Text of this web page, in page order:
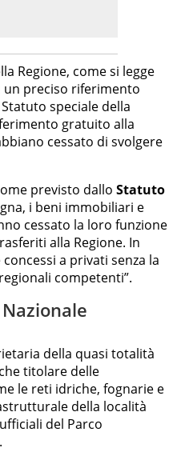
Regione, come si legge
un preciso riferimento
speciale della
gratuito alla
cessato di svolgere
previsto dallo Statuto
i beni immobiliari e
cessato la loro funzione
alla Regione. In
a privati senza la
competenti”.
della quasi totalità
titolare delle
le reti idriche, fognarie e
della località
del Parco